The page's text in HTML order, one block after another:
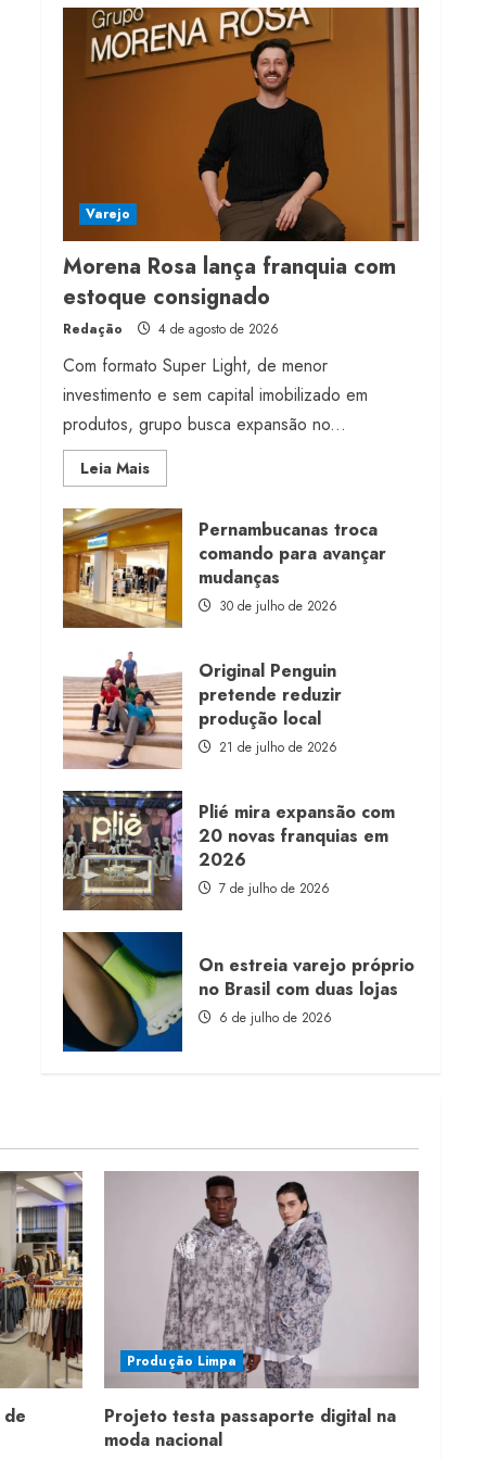
Projeto testa passaporte
digital na moda nacional
4 de agosto de 2026
Morena Rosa lança
franquia com estoque
consignado
4 de agosto de 2026
Varejo
Morena Rosa lança franquia com
estoque consignado
Redação 4 de agosto de 2026
Com formato Super Light, de menor
investimento e sem capital imobilizado em
produtos, grupo busca expansão no...
Leia MaisRead
more
Morena
Rosa
lança
franquia
com
estoque
consignado
Pernambucanas troca
comando para avançar
mudanças
30 de julho de 2026
Original Penguin
pretende reduzir
produção local
21 de julho de 2026
Plié mira expansão com
20 novas franquias em
2026
7 de julho de 2026
On estreia varejo próprio
no Brasil com duas lojas
6 de julho de 2026
Produção Limpa
Projeto testa passaporte digital na
moda nacional